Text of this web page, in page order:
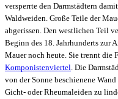
versperrte den Darmstädtern
Waldweiden. Große Teile der
abgerissen. Den westlichen Teil
Beginn des 18. Jahrhunderts zur
Mauer noch heute. Sie trennt die
Komponistenviertel . Die
von der Sonne beschienene
Gicht- oder Rheumaleiden zu